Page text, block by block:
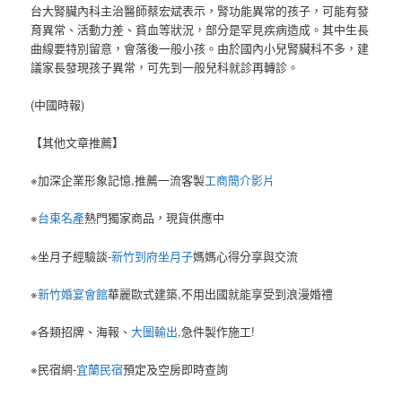
台大腎臟內科主治醫師蔡宏斌表示，腎功能異常的孩子，可能有發
育異常、活動力差、貧血等狀況，部分是罕見疾病造成。其中生長
曲線要特別留意，會落後一般小孩。由於國內小兒腎臟科不多，建
議家長發現孩子異常，可先到一般兒科就診再轉診。
(中國時報)
【其他文章推薦】
※加深企業形象記憶,推薦一流客製工商簡介影片
※台東名產熱門獨家商品，現貨供應中
※坐月子經驗談-新竹到府坐月子媽媽心得分享與交流
※新竹婚宴會館華麗歐式建築,不用出國就能享受到浪漫婚禮
※各類招牌、海報、大圖輸出,急件製作施工!
※民宿網-宜蘭民宿預定及空房即時查詢